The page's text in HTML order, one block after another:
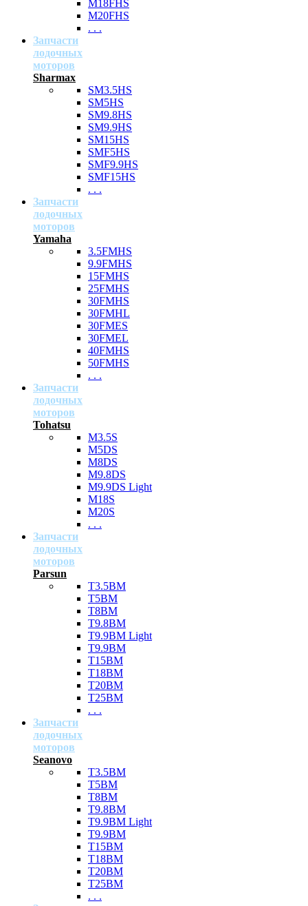
M18FHS
M20FHS
. . .
Запчасти
лодочных
моторов
Sharmax
SM3.5HS
SM5HS
SM9.8HS
SM9.9HS
SM15HS
SMF5HS
SMF9.9HS
SMF15HS
. . .
Запчасти
лодочных
моторов
Yamaha
3.5FMHS
9.9FMHS
15FMHS
25FMHS
30FMHS
30FMHL
30FMES
30FMEL
40FMHS
50FMHS
. . .
Запчасти
лодочных
моторов
Tohatsu
M3.5S
M5DS
M8DS
M9.8DS
M9.9DS Light
M18S
M20S
. . .
Запчасти
лодочных
моторов
Parsun
T3.5BM
T5BM
T8BM
T9.8BM
T9.9BM Light
T9.9BM
T15BM
T18BM
T20BM
T25BM
. . .
Запчасти
лодочных
моторов
Seanovo
T3.5BM
T5BM
T8BM
T9.8BM
T9.9BM Light
T9.9BM
T15BM
T18BM
T20BM
T25BM
. . .